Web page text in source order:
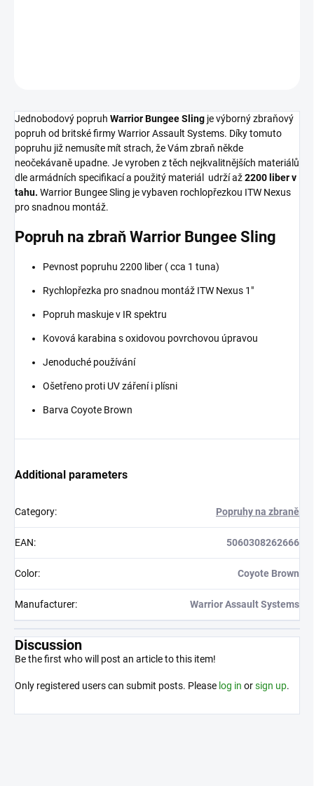
Jednobodový popruh Warrior Bungee Sling je výborný zbraňový
popruh od britské firmy Warrior Assault Systems. Díky tomuto
popruhu již nemusíte mít strach, že Vám zbraň někde
neočekávaně upadne. Je vyroben z těch nejkvalitnějších materiálů
dle armádních specifikací a použitý materiál udrží až2200 liber v
tahu. Warrior Bungee Sling je vybaven rochlopřezkou ITW Nexus
pro snadnou montáž.
Popruh na zbraň Warrior Bungee Sling
Pevnost popruhu 2200 liber ( cca 1 tuna)
Rychlopřezka pro snadnou montáž ITW Nexus 1"
Popruh maskuje v IR spektru
Kovová karabina s oxidovou povrchovou úpravou
Jenoduché používání
Ošetřeno proti UV záření i plísni
Barva Coyote Brown
Additional parameters
Category: Popruhy na zbraně
EAN: 5060308262666
Color: Coyote Brown
Manufacturer: Warrior Assault Systems
Discussion
Be the first who will post an article to this item!
Only registered users can submit posts. Please log in orsign up.